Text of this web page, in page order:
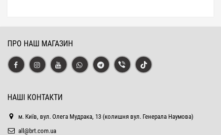
ПРО НАШ МАГАЗИН
НАШІ КОНТАКТИ
м. Київ, вул. Олега Мудрака, 13 (колишня вул. Генерала Наумова)
all@brt.com.ua